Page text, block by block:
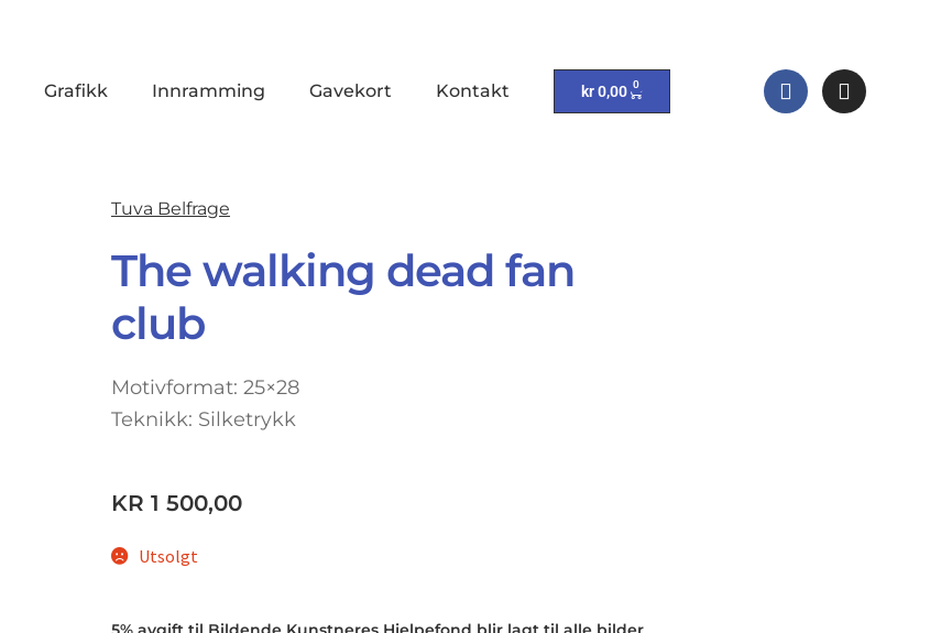
Grafikk Innramming Gavekort Kontakt kr0,00 0
Tuva Belfrage
The walking dead fan
club
Motivformat: 25×28
Teknikk: Silketrykk
KR 1 500,00
Utsolgt